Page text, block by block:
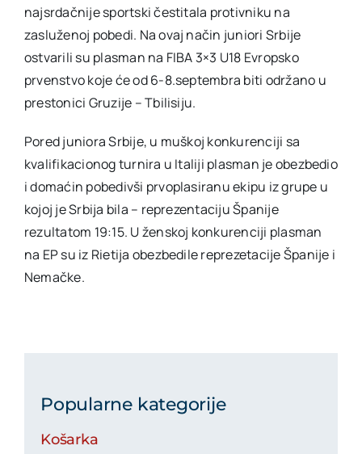
najsrdačnije sportski čestitala protivniku na
zasluženoj pobedi. Na ovaj način juniori Srbije
ostvarili su plasman na FIBA 3×3 U18 Evropsko
prvenstvo koje će od 6-8.septembra biti održano u
prestonici Gruzije – Tbilisiju.
Pored juniora Srbije, u muškoj konkurenciji sa
kvalifikacionog turnira u Italiji plasman je obezbedio
i domaćin pobedivši prvoplasiranu ekipu iz grupe u
kojoj je Srbija bila – reprezentaciju Španije
rezultatom 19:15. U ženskoj konkurenciji plasman
na EP su iz Rietija obezbedile reprezetacije Španije i
Nemačke.
Popularne kategorije
Košarka